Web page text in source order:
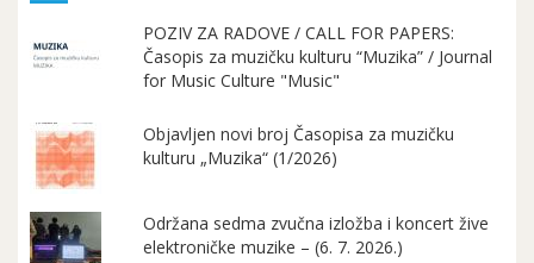
POZIV ZA RADOVE / CALL FOR PAPERS:
Časopis za muzičku kulturu “Muzika” / Journal
for Music Culture "Music"
Objavljen novi broj Časopisa za muzičku
kulturu „Muzika“ (1/2026)
Održana sedma zvučna izložba i koncert žive
elektroničke muzike – (6. 7. 2026.)